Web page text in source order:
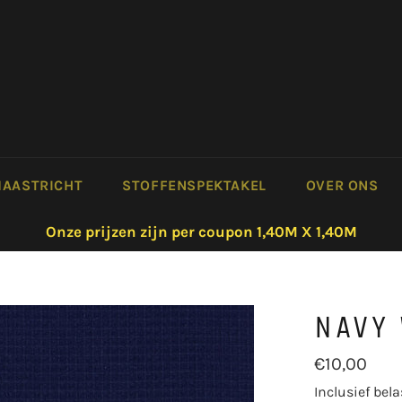
STOFFENSPEKTAKEL OVER ONS
Onze prijzen zijn per coupon 1,40M X 1,40M
NAVY
Normale
prijs
€10,00
Inclusief